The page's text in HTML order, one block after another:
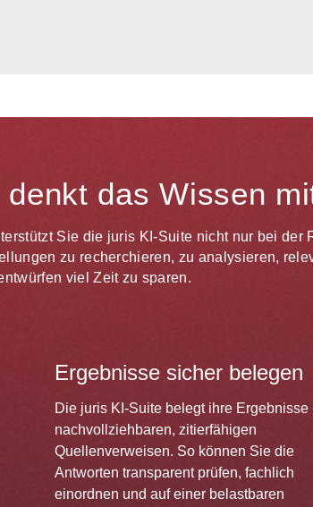
das Wissen
Sie die juris KI-Suite nicht nur bei der
zu recherchieren, zu analysieren,
viel Zeit zu sparen.
Ergebnisse sicher belegen
Die juris KI-Suite belegt ihre Ergebnisse
nachvollziehbaren, zitierfähigen
Quellenverweisen. So können Sie die
Antworten transparent prüfen, fachlich
einordnen und auf einer belastbaren